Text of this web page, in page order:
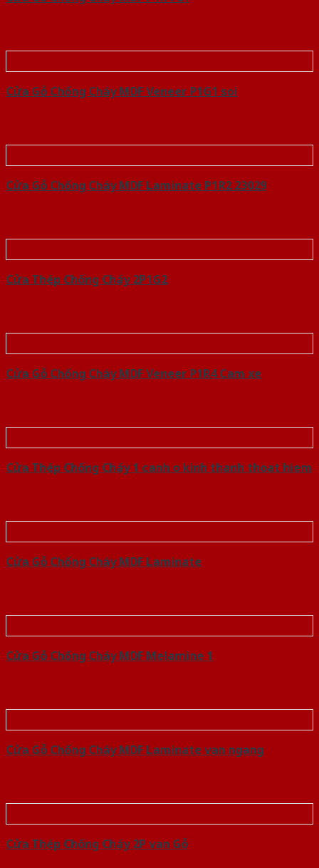
Cửa Gỗ Chống Cháy MDF Veneer P1G1 soi
Cửa Gỗ Chống Cháy MDF Laminate P1R2 23029
Cửa Thép Chống Cháy 2P1G2
Cửa Gỗ Chống Cháy MDF Veneer P1R4 Cam xe
Cửa Thép Chống Cháy 1 canh o kinh thanh thoat hiem
Cửa Gỗ Chống Cháy MDF Laminate
Cửa Gỗ Chống Cháy MDF Melamine 1
Cửa Gỗ Chống Cháy MDF Laminate van ngang
Cửa Thép Chống Cháy 2P van Gỗ